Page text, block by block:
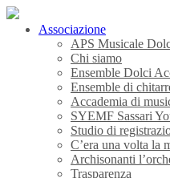
Associazione
APS Musicale
Chi siamo
Ensemble Dolci
Ensemble di
Accademia di
SYEMF Sassari
Studio di
C’era una volta la
Archisonanti
Trasparenza